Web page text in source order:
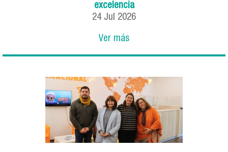
excelencia
24 Jul 2026
Ver más